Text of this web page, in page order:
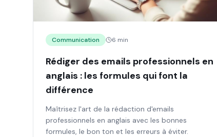
Communication 6 min
Rédiger des emails professionnels en
anglais : les formules qui font la
différence
Maîtrisez l'art de la rédaction d'emails
professionnels en anglais avec les bonnes
formules, le bon ton et les erreurs à éviter.